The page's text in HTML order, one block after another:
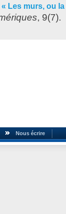
« Les murs, ou
, 9(7).
Nous écrire